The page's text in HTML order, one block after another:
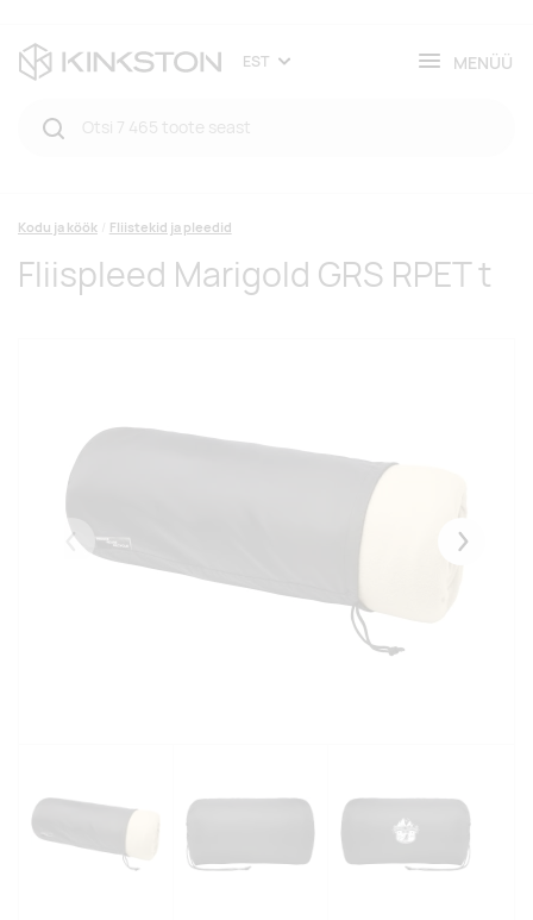
EST MENÜÜ
Kodu ja köök Fliistekid ja pleedid
Fliispleed Marigold GRS RPET t
Eelmised